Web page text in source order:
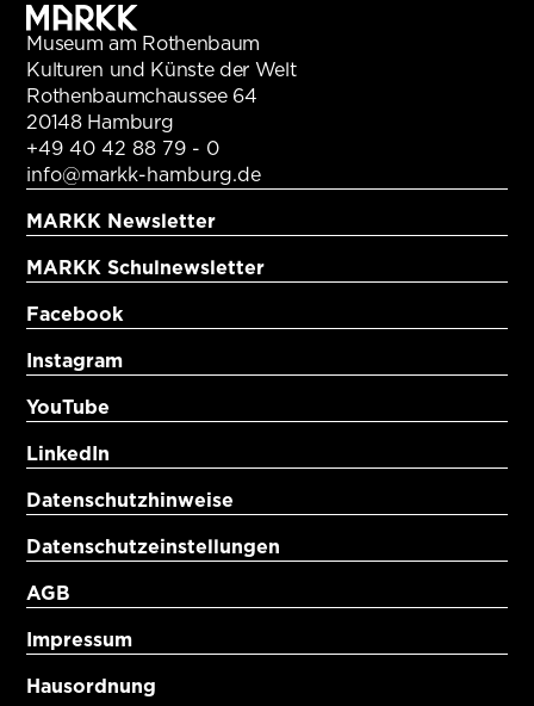
Museum am Rothenbaum
Kulturen und Künste der Welt
Rothenbaumchaussee 64
20148 Hamburg
+49 40 42 88 79 - 0
info@markk-hamburg.de
MARKK Newsletter
MARKK Schulnewsletter
Facebook
Instagram
YouTube
LinkedIn
Datenschutzhinweise
Datenschutzeinstellungen
AGB
Impressum
Hausordnung